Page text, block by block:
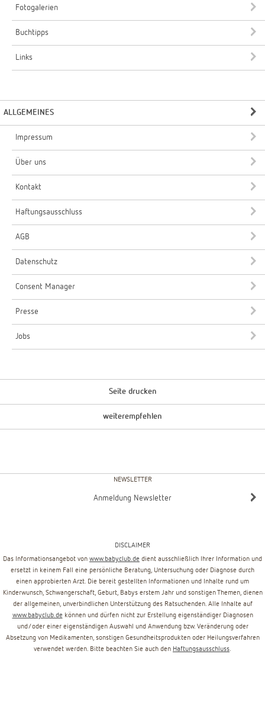
Fotogalerien
Buchtipps
Links
ALLGEMEINES
Impressum
Über uns
Kontakt
Haftungsausschluss
AGB
Datenschutz
Consent Manager
Presse
Jobs
Seite drucken
weiterempfehlen
NEWSLETTER
Anmeldung Newsletter
DISCLAIMER
Das Informationsangebot von www.babyclub.de dient ausschließlich Ihrer Information und
ersetzt in keinem Fall eine persönliche Beratung, Untersuchung oder Diagnose durch
einen approbierten Arzt. Die bereit gestellten Informationen und Inhalte rund um
Kinderwunsch, Schwangerschaft, Geburt, Babys erstem Jahr und sonstigen Themen, dienen
der allgemeinen, unverbindlichen Unterstützung des Ratsuchenden. Alle Inhalte auf
www.babyclub.de können und dürfen nicht zur Erstellung eigenständiger Diagnosen
und/oder einer eigenständigen Auswahl und Anwendung bzw. Veränderung oder
Absetzung von Medikamenten, sonstigen Gesundheitsprodukten oder Heilungsverfahren
verwendet werden. Bitte beachten Sie auch den Haftungsausschluss.